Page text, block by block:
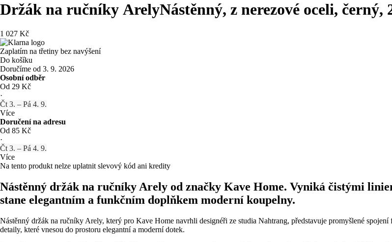
Držák na ručníky ArelyNástěnný, z nerezové oceli, černý,
1 027 Kč
Zaplatím na třetiny bez navýšení
Do košíku
Doručíme od 3. 9. 2026
Osobní odběr
Od 29 Kč
·
Čt 3. – Pá 4. 9.
Více
Doručení na adresu
Od 85 Kč
·
Čt 3. – Pá 4. 9.
Více
Na tento produkt nelze uplatnit slevový kód ani kredity
Nástěnný držák na ručníky Arely od značky Kave Home. Vyniká čistými
stane elegantním a funkčním doplňkem moderní koupelny.
Nástěnný držák na ručníky Arely, který pro Kave Home navrhli designéři ze studia Nahtrang, představuje promyšlené
detaily, které vnesou do prostoru elegantní a moderní dotek.